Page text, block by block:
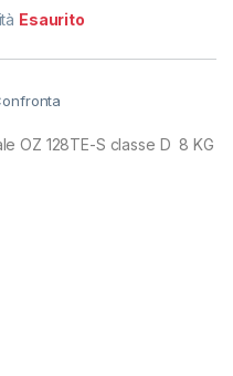
Esaurito
OZ 128TE-S classe D 8 KG